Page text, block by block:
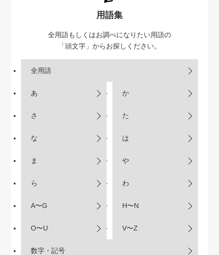
用語集
全用語もしくはお調べになりたい用語の
「頭文字」からお探しください。
全用語
あ か
さ た
な は
ま や
ら わ
A〜G H〜N
O〜U V〜Z
数字・記号